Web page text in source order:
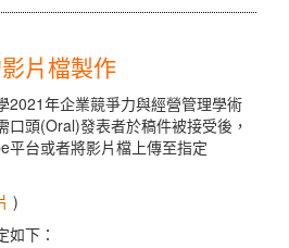
片檔製作
2021年企業競爭力與經營管理學術
口頭(Oral)發表者於稿件被接受後，
平台或者將影片檔上傳至指定
)
如下：